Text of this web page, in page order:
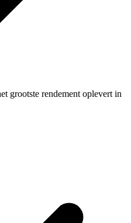
grootste rendement oplevert in